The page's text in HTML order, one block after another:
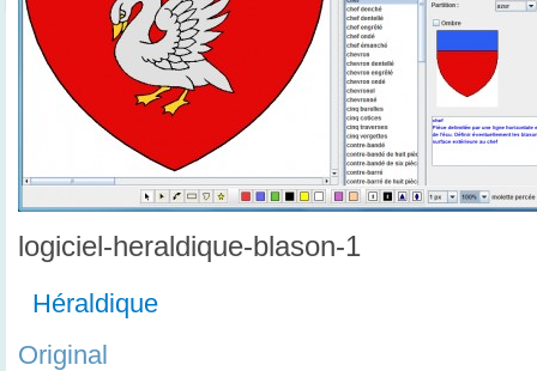
logiciel-heraldique-blason-1
Héraldique
Original